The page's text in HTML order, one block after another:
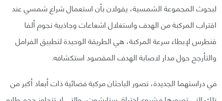
لبحوث المجموعة الشمسية، يقولان بأن استعمال شراع شمسي عند
اقتراب المركبة من الهدف واستغلال اشعاعات وجاذبية نجوم ألفا
قنطرس لإبطاء سرعة المركبة، هي الطريقة الوحيدة لتطبيق الفرامل
والتأرجح حول مدار لاصابة الهدف المقصود استكشافه.
في دراستهما الجديدة، تصور الباحثان مركبة فضائية ذات أبعاد أكبر من